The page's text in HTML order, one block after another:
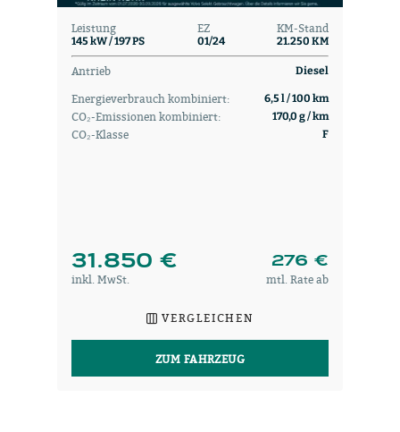
Leistung
145 kW / 197 PS
EZ
01/24
KM-Stand
21.250 KM
Antrieb Diesel
Energieverbrauch kombiniert: 6,5 l / 100 km
CO₂-Emissionen kombiniert: 170,0 g / km
CO₂-Klasse F
31.850 € 276 €
inkl. MwSt. mtl. Rate ab
VERGLEICHEN
ZUM FAHRZEUG